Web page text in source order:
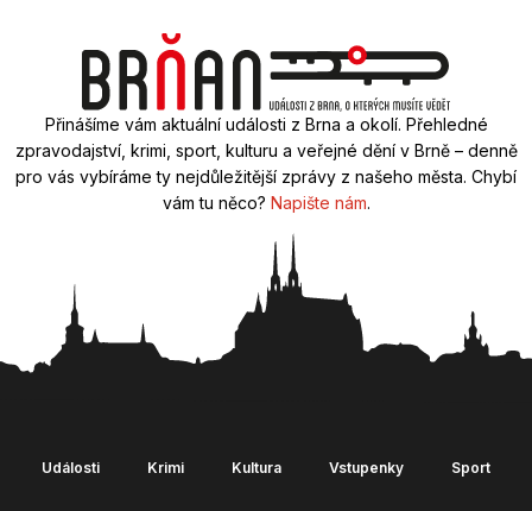
Přinášíme vám aktuální události z Brna a okolí. Přehledné
zpravodajství, krimi, sport, kulturu a veřejné dění v Brně – denně
pro vás vybíráme ty nejdůležitější zprávy z našeho města. Chybí
vám tu něco? Napište nám.
Události Krimi Kultura Vstupenky Sport